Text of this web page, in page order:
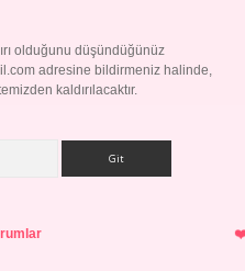
olduğunu düşündüğünüz
adresine bildirmeniz halinde,
kaldırılacaktır.